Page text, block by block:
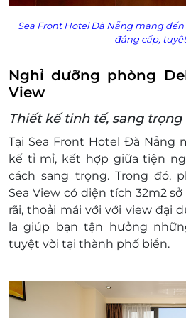
Hotline đặt phòng &
1900 2065 - 0387881956
0387881956
Chính sách hoàn hủy:
20 ngày trước ngày
19 ngày đến ba (03)
Tính phí 1 đêm trên
Dưới ba 3 ngày trước
tiền đặt phòng
Đặt phòng nhưng
tiền phòng
Quy định chung:
Chỗ nghỉ không có
Sea Front Hotel Đà Nẵng mang
đẳng cấp,
Nghỉ dưỡng phòng
View
Thiết kế tinh tế, sang trọng
Tại Sea Front Hotel Đà Nẵng
kế tỉ mỉ, kết hợp giữa tiện
cách sang trọng. Trong đó,
Sea View có diện tích 32m2
rãi, thoải mái với với view đại
la giúp bạn tận hưởng
tuyệt vời tại thành phố biển.